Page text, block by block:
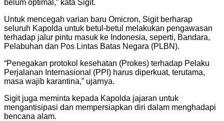
belum optimal,” kata Sigit.
Untuk mencegah varian baru Omicron, Sigit berharap
seluruh Kapolda untuk betul-betul melakukan pengawasan
terhadap jalur pintu masuk ke Indonesia, seperti, Bandara,
Pelabuhan dan Pos Lintas Batas Negara (PLBN).
“Penegakan protokol kesehatan (Prokes) terhadap Pelaku
Perjalanan Internasional (PPI) harus diperkuat, terutama,
masa wajib karantina,” ujarnya.
Sigit juga meminta kepada Kapolda jajaran untuk
mengantisipasi dan mempersiapkan diri dalam menghadapi
bencana alam.